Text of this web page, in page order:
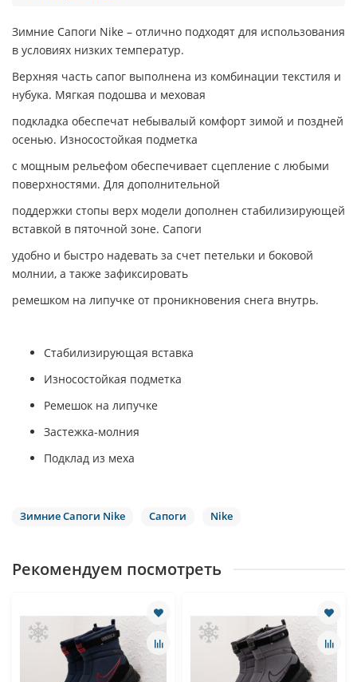
Зимние Сапоги Nike – отлично подходят для использования
в условиях низких температур.
Верхняя часть сапог выполнена из комбинации текстиля и
нубука. Мягкая подошва и меховая
подкладка обеспечат небывалый комфорт зимой и поздней
осенью. Износостойкая подметка
с мощным рельефом обеспечивает сцепление с любыми
поверхностями. Для дополнительной
поддержки стопы верх модели дополнен стабилизирующей
вставкой в пяточной зоне. Сапоги
удобно и быстро надевать за счет петельки и боковой
молнии, а также зафиксировать
ремешком на липучке от проникновения снега внутрь.
Стабилизирующая вставка
Износостойкая подметка
Ремешок на липучке
Застежка-молния
Подклад из меха
Зимние Сапоги Nike Сапоги Nike
Рекомендуем посмотреть